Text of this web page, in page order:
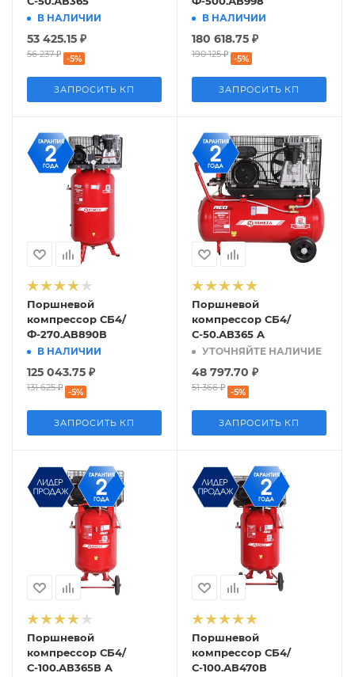
В НАЛИЧИИ
53 425.15 ₽
56 237₽ -5%
ЗАПРОСИТЬ КП
В НАЛИЧИИ
180 618.75 ₽
190 125₽ -5%
ЗАПРОСИТЬ КП
Поршневой
компрессор СБ4/
Ф-270.АВ890В
В НАЛИЧИИ
125 043.75 ₽
131 625₽ -5%
ЗАПРОСИТЬ КП
Поршневой
компрессор СБ4/
С-50.АВ365 A
УТОЧНЯЙТЕ НАЛИЧИЕ
48 797.70 ₽
51 366₽ -5%
ЗАПРОСИТЬ КП
Поршневой
компрессор СБ4/
С-100.АВ365В A
Поршневой
компрессор СБ4/
С-100.АВ470В